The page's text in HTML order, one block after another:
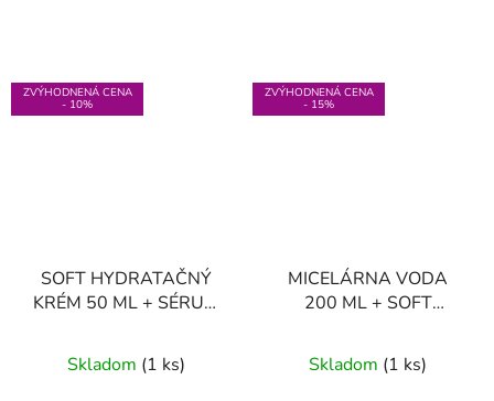
ZVÝHODNENÁ CENA
- 10%
SOFT HYDRATAČNÝ
KRÉM 50 ML + SÉRUM
Skladom (1 ks)
ZVÝHODNENÁ CENA
- 15%
MICELÁRNA VODA
200 ML + SOFT
50 ML + SÉRUM 15 ML
Skladom (1 ks)